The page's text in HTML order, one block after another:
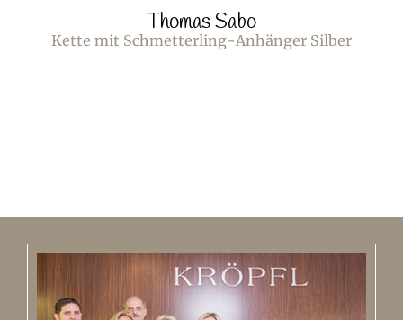
Thomas Sabo
Kette mit Schmetterling-Anhänger Silber